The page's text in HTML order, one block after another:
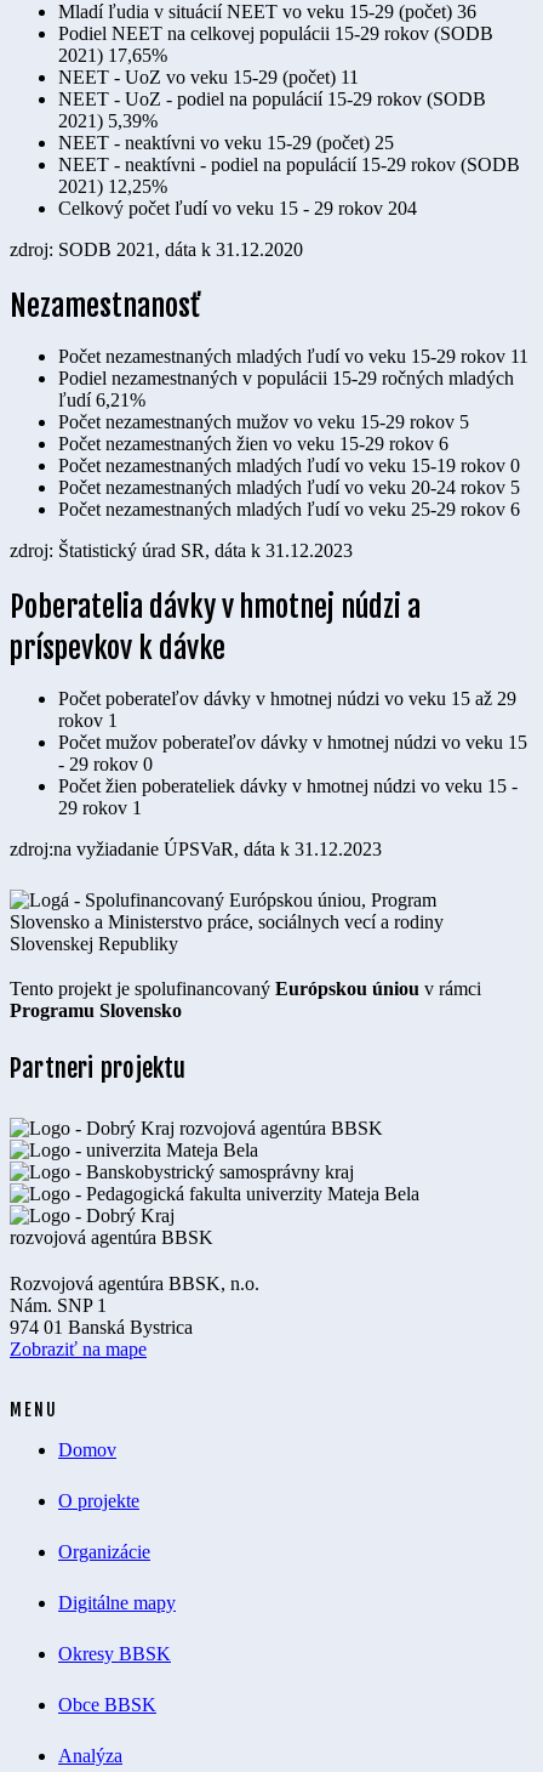
Mladí ľudia v situácií NEET vo veku 15-29 (počet) 36
Podiel NEET na celkovej populácii 15-29 rokov (SODB
2021) 17,65%
NEET - UoZ vo veku 15-29 (počet) 11
NEET - UoZ - podiel na populácií 15-29 rokov (SODB
2021) 5,39%
NEET - neaktívni vo veku 15-29 (počet) 25
NEET - neaktívni - podiel na populácií 15-29 rokov (SODB
2021) 12,25%
Celkový počet ľudí vo veku 15 - 29 rokov 204
zdroj: SODB 2021, dáta k 31.12.2020
Nezamestnanosť
Počet nezamestnaných mladých ľudí vo veku 15-29 rokov 11
Podiel nezamestnaných v populácii 15-29 ročných mladých
ľudí 6,21%
Počet nezamestnaných mužov vo veku 15-29 rokov 5
Počet nezamestnaných žien vo veku 15-29 rokov 6
Počet nezamestnaných mladých ľudí vo veku 15-19 rokov 0
Počet nezamestnaných mladých ľudí vo veku 20-24 rokov 5
Počet nezamestnaných mladých ľudí vo veku 25-29 rokov 6
zdroj: Štatistický úrad SR, dáta k 31.12.2023
Poberatelia dávky v hmotnej núdzi a
príspevkov k dávke
Počet poberateľov dávky v hmotnej núdzi vo veku 15 až 29
rokov 1
Počet mužov poberateľov dávky v hmotnej núdzi vo veku 15
- 29 rokov 0
Počet žien poberateliek dávky v hmotnej núdzi vo veku 15 -
29 rokov 1
zdroj:na vyžiadanie ÚPSVaR, dáta k 31.12.2023
Tento projekt je spolufinancovaný Európskou úniou v rámci
Programu Slovensko
Partneri projektu
Rozvojová agentúra BBSK, n.o.
Nám. SNP 1
974 01 Banská Bystrica
Zobraziť na mape
MENU
Domov
O projekte
Organizácie
Digitálne mapy
Okresy BBSK
Obce BBSK
Analýza